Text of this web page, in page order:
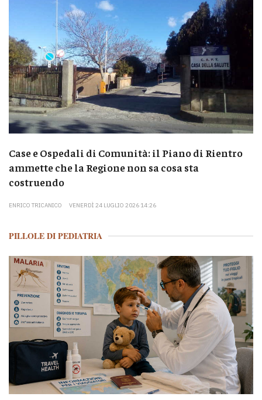
Case e Ospedali di Comunità: il Piano di Rientro
ammette che la Regione non sa cosa sta
costruendo
ENRICO TRICANICO VENERDÌ 24 LUGLIO 2026 14:26
PILLOLE DI PEDIATRIA